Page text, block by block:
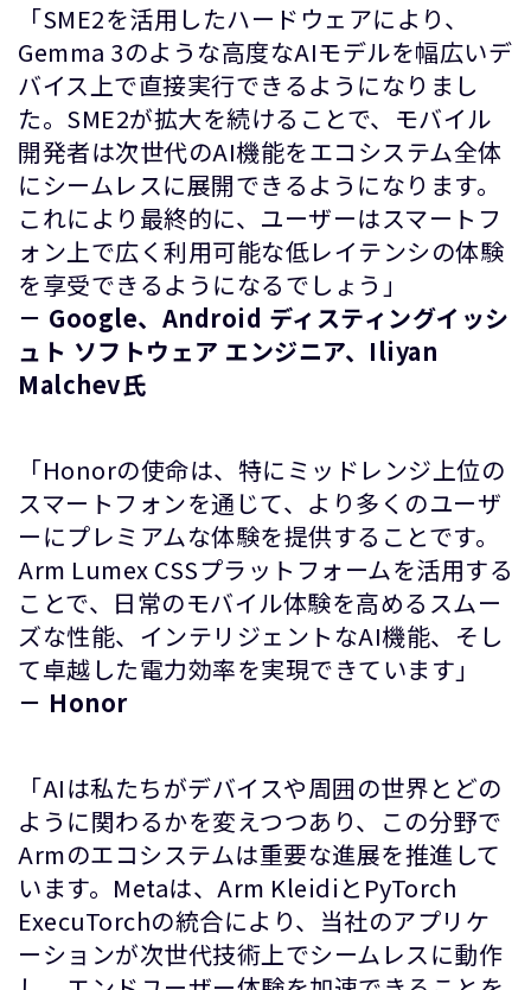
「SME2を活用したハードウェアにより、
Gemma 3のような高度なAIモデルを幅広いデ
バイス上で直接実行できるようになりまし
た。SME2が拡大を続けることで、モバイル
開発者は次世代のAI機能をエコシステム全体
にシームレスに展開できるようになります。
これにより最終的に、ユーザーはスマートフ
ォン上で広く利用可能な低レイテンシの体験
を享受できるようになるでしょう」
－ Google、Android ディスティングイッシ
ュト ソフトウェア エンジニア、Iliyan
Malchev氏
「Honorの使命は、特にミッドレンジ上位の
スマートフォンを通じて、より多くのユーザ
ーにプレミアムな体験を提供することです。
Arm Lumex CSSプラットフォームを活用する
ことで、日常のモバイル体験を高めるスムー
ズな性能、インテリジェントなAI機能、そし
て卓越した電力効率を実現できています」
－ Honor
「AIは私たちがデバイスや周囲の世界とどの
ように関わるかを変えつつあり、この分野で
Armのエコシステムは重要な進展を推進して
います。Metaは、Arm KleidiとPyTorch
ExecuTorchの統合により、当社のアプリケ
ーションが次世代技術上でシームレスに動作